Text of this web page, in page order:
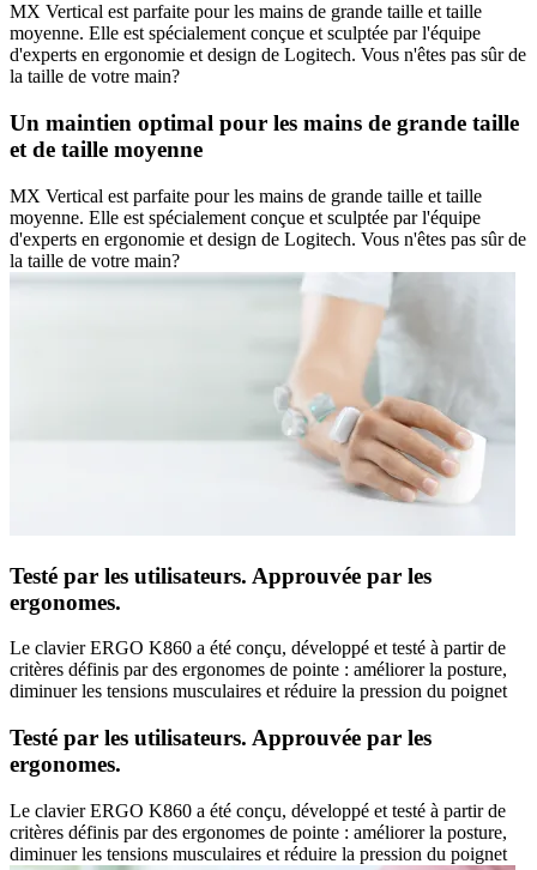
MX Vertical est parfaite pour les mains de grande taille et taille
moyenne. Elle est spécialement conçue et sculptée par l'équipe
d'experts en ergonomie et design de Logitech. Vous n'êtes pas sûr de
la taille de votre main?
Un maintien optimal pour les mains de grande taille
et de taille moyenne
MX Vertical est parfaite pour les mains de grande taille et taille
moyenne. Elle est spécialement conçue et sculptée par l'équipe
d'experts en ergonomie et design de Logitech. Vous n'êtes pas sûr de
la taille de votre main?
Testé par les utilisateurs. Approuvée par les
ergonomes.
Le clavier ERGO K860 a été conçu, développé et testé à partir de
critères définis par des ergonomes de pointe : améliorer la posture,
diminuer les tensions musculaires et réduire la pression du poignet
Testé par les utilisateurs. Approuvée par les
ergonomes.
Le clavier ERGO K860 a été conçu, développé et testé à partir de
critères définis par des ergonomes de pointe : améliorer la posture,
diminuer les tensions musculaires et réduire la pression du poignet